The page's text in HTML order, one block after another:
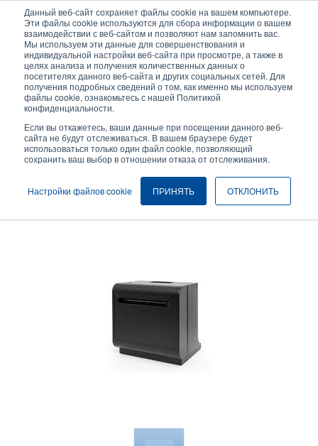
Данный веб-сайт сохраняет файлы cookie на вашем компьютере.
Эти файлы cookie используются для сбора информации о вашем
взаимодействии с веб-сайтом и позволяют нам запомнить вас.
Мы используем эти данные для совершенствования и
индивидуальной настройки веб-сайта при просмотре, а также в
целях анализа и получения количественных данных о
посетителях данного веб-сайта и других социальных сетей. Для
получения подробных сведений о том, как именно мы используем
файлы cookie, ознакомьтесь с нашей Политикой
конфиденциальности.
Если вы откажетесь, ваши данные при посещении данного веб-
сайта не будут отслеживаться. В вашем браузере будет
использоваться только один файл cookie, позволяющий
сохранить ваш выбор в отношении отказа от отслеживания.
Настройки файлов cookie ПРИНЯТЬ ОТКЛОНИТЬ
основному
содержанию
User
account
menu
User
Header
Селектор изделий
Связаться с отделом продаж
Автоматический резак
Автоматический резак, совместимый с цветными принтерами для
печати этикеток TSC CPX4P и CPX4D.